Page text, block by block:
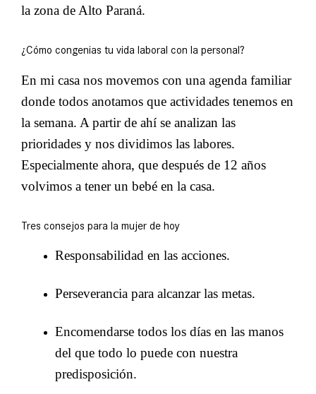
la zona de Alto Paraná.
¿Cómo congenias tu vida laboral con la personal?
En mi casa nos movemos con una agenda familiar
donde todos anotamos que actividades tenemos en
la semana. A partir de ahí se analizan las
prioridades y nos dividimos las labores.
Especialmente ahora, que después de 12 años
volvimos a tener un bebé en la casa.
Tres consejos para la mujer de hoy
Responsabilidad en las acciones.
Perseverancia para alcanzar las metas.
Encomendarse todos los días en las manos
del que todo lo puede con nuestra
predisposición.